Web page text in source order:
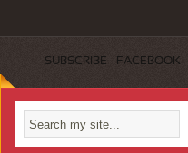
SUBSCRIBE FACEBOOK